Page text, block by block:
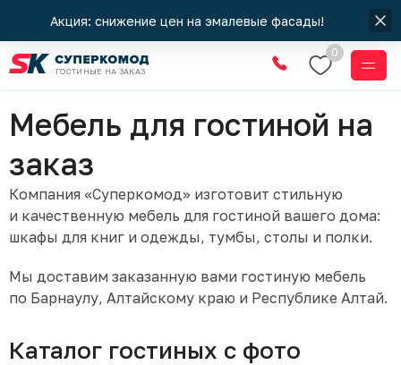
Акция: снижение цен на эмалевые фасады!
ГОСТИНЫЕ НА ЗАКАЗ
0
Главная
Мебель для гостиной на
заказ
Компания «Суперкомод» изготовит стильную
и качественную мебель для гостиной вашего дома:
шкафы для книг и одежды, тумбы, столы и полки.
Мы доставим заказанную вами гостиную мебель
по Барнаулу, Алтайскому краю и Республике Алтай.
Каталог гостиных с фото